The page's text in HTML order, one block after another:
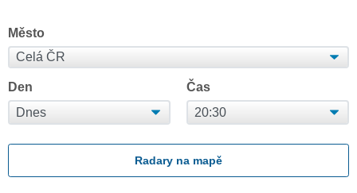
Město
Den Čas
Radary na mapě